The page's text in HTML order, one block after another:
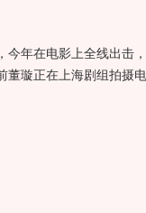
在电影上全线出击，
董璇正在上海剧组拍摄